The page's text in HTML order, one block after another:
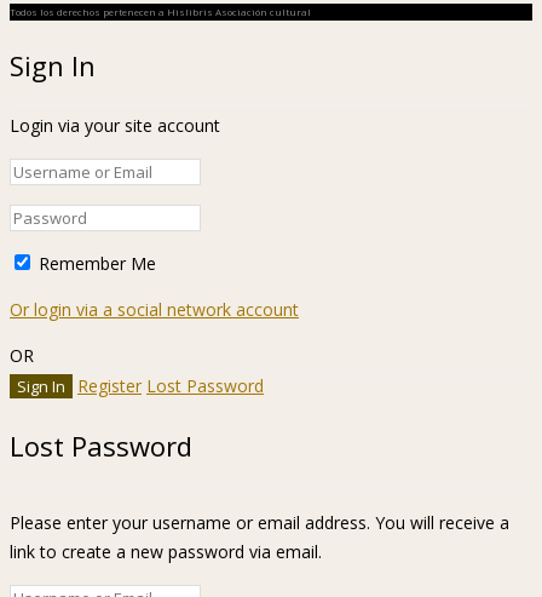
Todos los derechos pertenecen a Hislibris Asociación cultural
Sign In
Login via your site account
Remember Me
Or login via a social network account
OR
Register Lost Password
Lost Password
Please enter your username or email address. You will receive a
link to create a new password via email.